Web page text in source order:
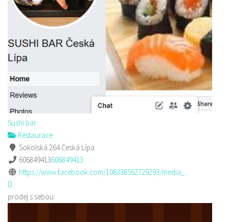
Sushi bar
Restaurace
Sokolská 264 Česká Lípa
606849413606849413
https://www.facebook.com/106338562729293/media_...
prodej s sebou